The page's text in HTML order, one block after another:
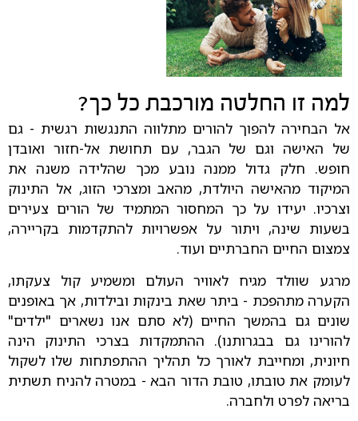
למה זו החלטה מורכבת כל כך?
אל הבחירה להפוך להורים מתלווה התנגשות רגשית - גם
של האישה וגם של הגבר, עם תחושת אל-חזור ואובדן
חופש. חלק גדול ממנה נובע מכך שהלידה משנה את
המיקוד מהאישה היולדת, מהאב ומצרכי הזוג, אל התינוק
וצרכיו. יעידו על כך המחסור המתמיד של הורים צעירים
בשעות שינה, ויתור על אפשרויות להתקדמות בקריירה,
צמצום החיים החברתיים ועוד.
מרגע שוולד מגיח לאוויר העולם ומשמיע קול צעקתו,
הקערה מתהפכת - ביתר שאת בינקות ובילדות, אך באופנים
שונים גם בהמשך החיים (לא סתם אנו נשארים "ילדים"
להורינו גם בבגרותנו). ההתמקדות בצרכי התינוק הינה
חיונית, ומחייבת לאורך כל תהליך ההתפתחות שלו לשקול
לעומק את טובתו, טובת הדור הבא - במטרה להניח תשתית
בריאה לפרט ולחברה.